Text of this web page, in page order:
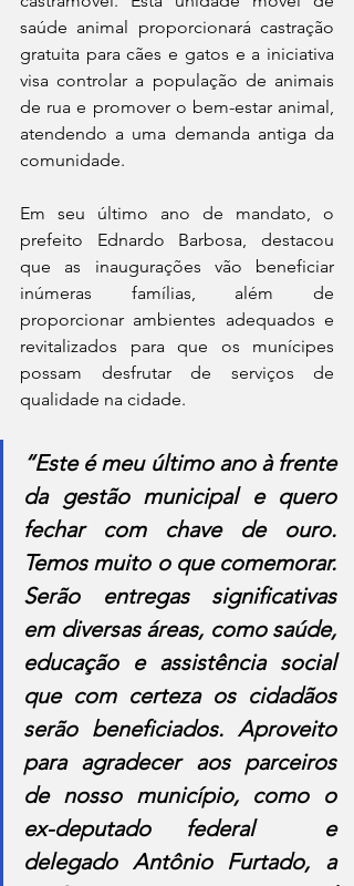
saúde animal proporcionará castração
gratuita para cães e gatos e a iniciativa
visa controlar a população de animais
de rua e promover o bem-estar animal,
atendendo a uma demanda antiga da
comunidade.
Em seu último ano de mandato, o
prefeito Ednardo Barbosa, destacou
que as inaugurações vão beneficiar
inúmeras famílias, além de
proporcionar ambientes adequados e
revitalizados para que os munícipes
possam desfrutar de serviços de
qualidade na cidade.
“Este é meu último ano à frente
da gestão municipal e quero
fechar com chave de ouro.
Temos muito o que comemorar.
Serão entregas significativas
em diversas áreas, como saúde,
educação e assistência social
que com certeza os cidadãos
serão beneficiados. Aproveito
para agradecer aos parceiros
de nosso município, como o
ex-deputado federal  e
delegado Antônio Furtado, a